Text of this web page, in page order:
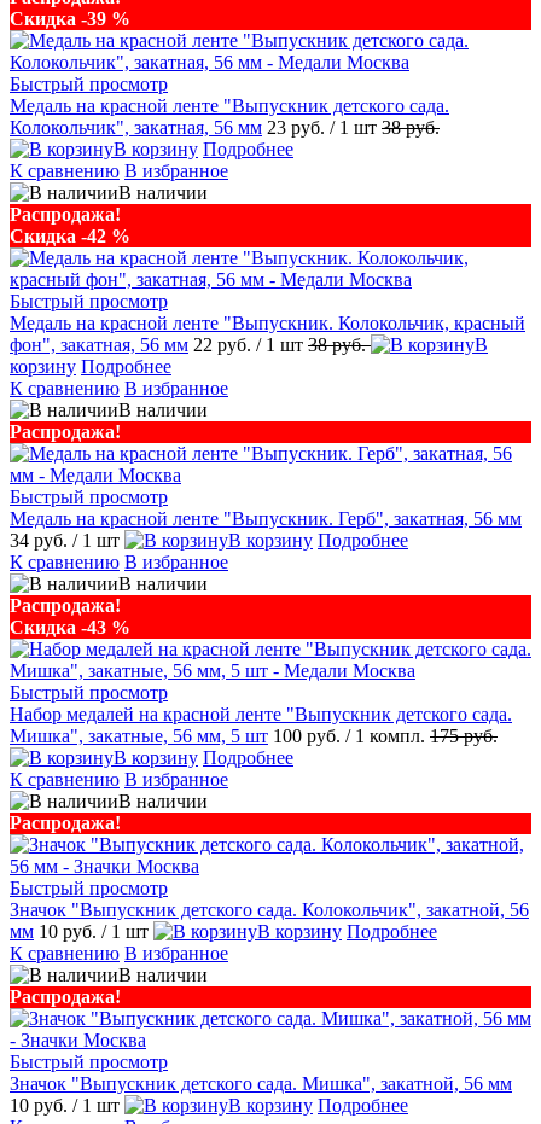
Скидка -39 %
Быстрый просмотр
Медаль на красной ленте "Выпускник детского сада.
Колокольчик", закатная, 56 мм 23 руб. / 1 шт 38 руб.
В корзину Подробнее
К сравнению В избранное
В наличии
Распродажа!
Скидка -42 %
Быстрый просмотр
Медаль на красной ленте "Выпускник. Колокольчик, красный
фон", закатная, 56 мм 22 руб. / 1 шт 38 руб.
В
корзину Подробнее
К сравнению В избранное
В наличии
Распродажа!
Быстрый просмотр
Медаль на красной ленте "Выпускник. Герб", закатная, 56 мм
34 руб. / 1 шт В корзину Подробнее
К сравнению В избранное
В наличии
Распродажа!
Скидка -43 %
Быстрый просмотр
Набор медалей на красной ленте "Выпускник детского сада.
Мишка", закатные, 56 мм, 5 шт 100 руб. / 1 компл. 175 руб.
В корзину Подробнее
К сравнению В избранное
В наличии
Распродажа!
Быстрый просмотр
Значок "Выпускник детского сада. Колокольчик", закатной, 56
мм 10 руб. / 1 шт В корзину Подробнее
К сравнению В избранное
В наличии
Распродажа!
Быстрый просмотр
Значок "Выпускник детского сада. Мишка", закатной, 56 мм
10 руб. / 1 шт В корзину Подробнее